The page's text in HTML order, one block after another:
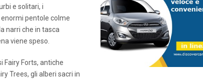
e solitari, i
pentole colme
narri che in tasca
viene speso.
Fairy Forts, antiche
Trees, gli alberi sacri in